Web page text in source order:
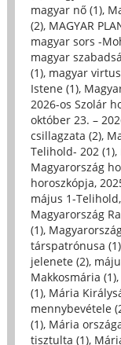
magyar nő (1),
(2), MAGYAR
magyar sors -
magyar
(1), magyar
Istene (1),
2026-os Szolár
október 23. –
csillagzata (2),
Telihold- 202 (1),
Magyarország
horoszkópja,
május 1-
Magyarország
(1),
társpatrónusa (1)
jelenete (2),
Makkosmária (1),
(1), Mária
mennybevétele
(1), Mária
tisztulta (1),